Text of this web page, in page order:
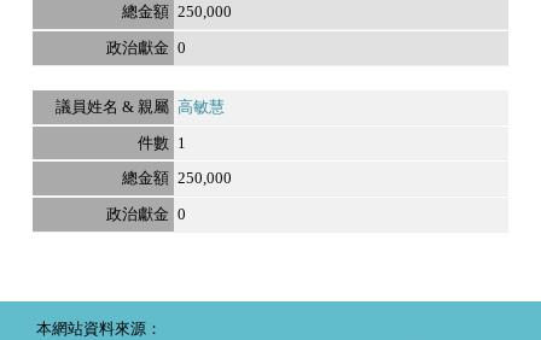
250,000
0
高敏慧
1
250,000
0
本網站資料來源：